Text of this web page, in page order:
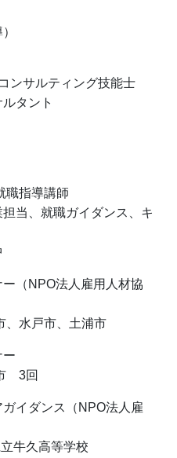
ンサルティング技能士
タント
指導講師
当、就職ガイダンス、キ
ー（NPO法人雇用人材協
水戸市、土浦市
ー
3回
ガイダンス（NPO法人雇
久高等学校